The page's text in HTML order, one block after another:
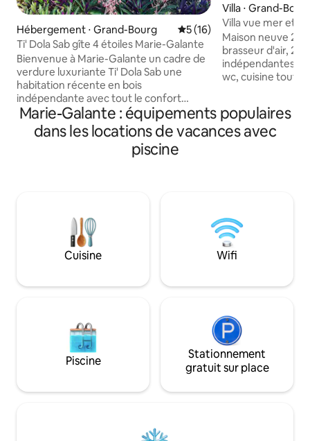
Hébergement ⋅ Grand-Bourg Évaluation moyenne sur la
5 (16)
Ti' Dola Sab gîte 4 étoiles Marie-Galante
Bienvenue à Marie-Galante un cadre de
verdure luxuriante Ti' Dola Sab une
habitation récente en bois
indépendante avec tout le confort
nécessaire. Gîte 4 étoiles Située sur les
hauteurs de l'île elle est soumise à une
ventilation naturelle Chambre climatisée
avec un lit king size matelas grand
repas à l'extérieur Piscine privée devant
Villa ⋅ Grand-
Villa vue mer et
Caraïbe"
Maison neuve 2
brasseur d'air, 2
indépendantes
wc, cuisine toute
piscine. Grand barbecue Pour 2
personnes
Marie-Galante : équipements populaires
dans les locations de vacances avec
piscine
Cuisine Wifi
Piscine
Stationnement
gratuit sur place